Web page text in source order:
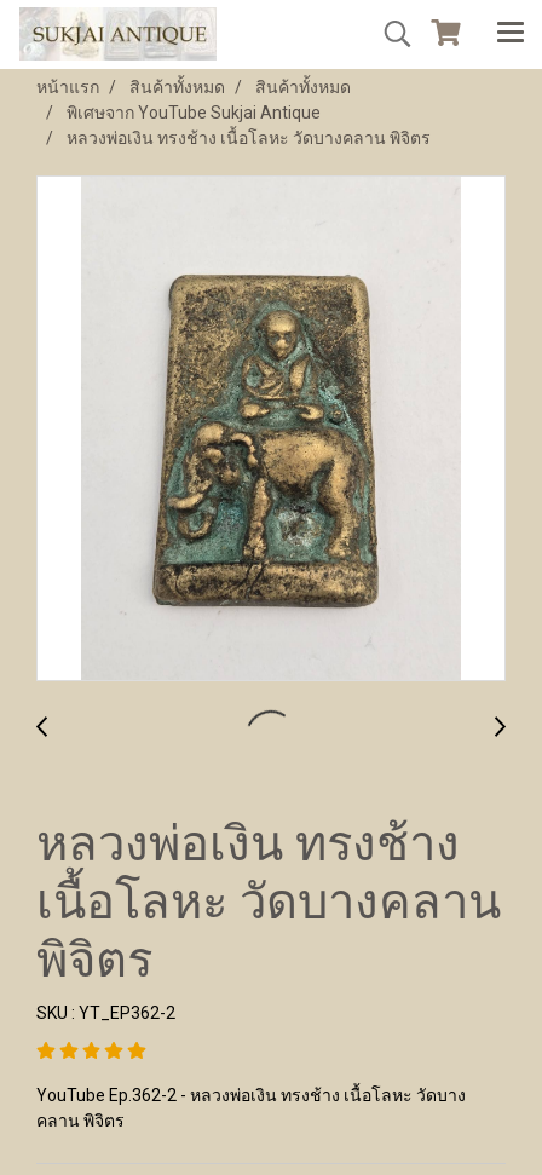
หน้าแรก สินค้าทั้งหมด
สินค้าทั้งหมด
พิเศษจาก YouTube Sukjai Antique
หลวงพ่อเงิน ทรงช้าง เนื้อโลหะ วัดบางคลาน พิจิตร
หลวงพ่อเงิน ทรงช้าง
เนื้อโลหะ วัดบางคลาน
พิจิตร
SKU : YT_EP362-2
YouTube Ep.362-2 - หลวงพ่อเงิน ทรงช้าง เนื้อโลหะ วัดบาง
คลาน พิจิตร